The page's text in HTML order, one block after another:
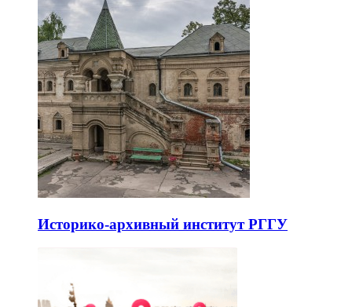
Историко-архивный институт РГГУ